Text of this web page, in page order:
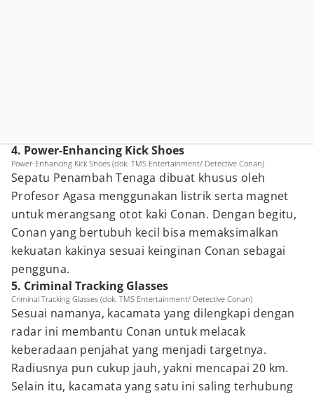
4. Power-Enhancing Kick Shoes
Power-Enhancing Kick Shoes (dok. TMS Entertainment/ Detective Conan)
Sepatu Penambah Tenaga dibuat khusus oleh
Profesor Agasa menggunakan listrik serta magnet
untuk merangsang otot kaki Conan. Dengan begitu,
Conan yang bertubuh kecil bisa memaksimalkan
kekuatan kakinya sesuai keinginan Conan sebagai
pengguna.
5. Criminal Tracking Glasses
Criminal Tracking Glasses (dok. TMS Entertainment/ Detective Conan)
Sesuai namanya, kacamata yang dilengkapi dengan
radar ini membantu Conan untuk melacak
keberadaan penjahat yang menjadi targetnya.
Radiusnya pun cukup jauh, yakni mencapai 20 km.
Selain itu, kacamata yang satu ini saling terhubung